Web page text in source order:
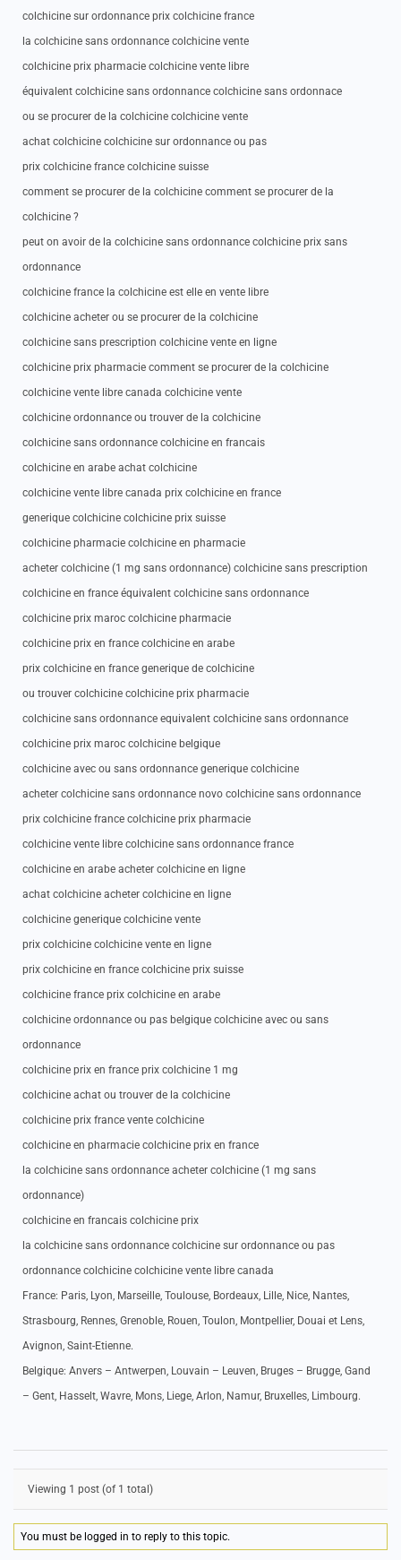
colchicine sur ordonnance prix colchicine france
la colchicine sans ordonnance colchicine vente
colchicine prix pharmacie colchicine vente libre
équivalent colchicine sans ordonnance colchicine sans ordonnace
ou se procurer de la colchicine colchicine vente
achat colchicine colchicine sur ordonnance ou pas
prix colchicine france colchicine suisse
comment se procurer de la colchicine comment se procurer de la
colchicine ?
peut on avoir de la colchicine sans ordonnance colchicine prix sans
ordonnance
colchicine france la colchicine est elle en vente libre
colchicine acheter ou se procurer de la colchicine
colchicine sans prescription colchicine vente en ligne
colchicine prix pharmacie comment se procurer de la colchicine
colchicine vente libre canada colchicine vente
colchicine ordonnance ou trouver de la colchicine
colchicine sans ordonnance colchicine en francais
colchicine en arabe achat colchicine
colchicine vente libre canada prix colchicine en france
generique colchicine colchicine prix suisse
colchicine pharmacie colchicine en pharmacie
acheter colchicine (1 mg sans ordonnance) colchicine sans prescription
colchicine en france équivalent colchicine sans ordonnance
colchicine prix maroc colchicine pharmacie
colchicine prix en france colchicine en arabe
prix colchicine en france generique de colchicine
ou trouver colchicine colchicine prix pharmacie
colchicine sans ordonnance equivalent colchicine sans ordonnance
colchicine prix maroc colchicine belgique
colchicine avec ou sans ordonnance generique colchicine
acheter colchicine sans ordonnance novo colchicine sans ordonnance
prix colchicine france colchicine prix pharmacie
colchicine vente libre colchicine sans ordonnance france
colchicine en arabe acheter colchicine en ligne
achat colchicine acheter colchicine en ligne
colchicine generique colchicine vente
prix colchicine colchicine vente en ligne
prix colchicine en france colchicine prix suisse
colchicine france prix colchicine en arabe
colchicine ordonnance ou pas belgique colchicine avec ou sans
ordonnance
colchicine prix en france prix colchicine 1 mg
colchicine achat ou trouver de la colchicine
colchicine prix france vente colchicine
colchicine en pharmacie colchicine prix en france
la colchicine sans ordonnance acheter colchicine (1 mg sans
ordonnance)
colchicine en francais colchicine prix
la colchicine sans ordonnance colchicine sur ordonnance ou pas
ordonnance colchicine colchicine vente libre canada
France: Paris, Lyon, Marseille, Toulouse, Bordeaux, Lille, Nice, Nantes,
Strasbourg, Rennes, Grenoble, Rouen, Toulon, Montpellier, Douai et Lens,
Avignon, Saint-Etienne.
Belgique: Anvers – Antwerpen, Louvain – Leuven, Bruges – Brugge, Gand
– Gent, Hasselt, Wavre, Mons, Liege, Arlon, Namur, Bruxelles, Limbourg.
Viewing 1 post (of 1 total)
You must be logged in to reply to this topic.